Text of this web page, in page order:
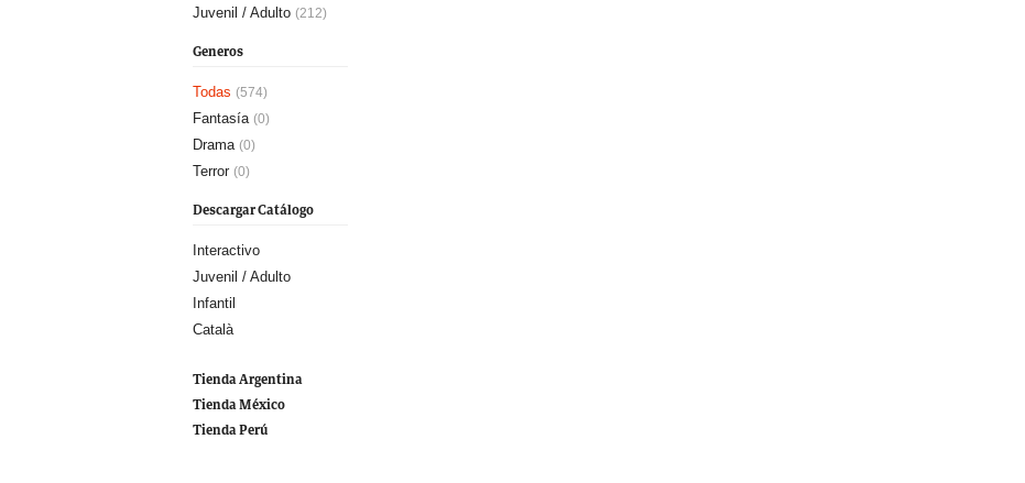
Juvenil / Adulto (212)
Generos
Todas (574)
Fantasía (0)
Drama (0)
Terror (0)
Descargar Catálogo
Interactivo
Juvenil / Adulto
Infantil
Català
Tienda Argentina
Tienda México
Tienda Perú